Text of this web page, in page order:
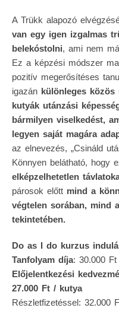
A Trükk alapozó
van egy igen izgalmas
belekóstolni, ami nem
Ez a képzési módszer
pozitív megerősítéses
igazán különleges közös
kutyák utánzási
bármilyen viselkedést,
legyen saját magára
az elnevezés, „Csináld
Könnyen belátható, hogy
elképzelhetetlen
párosok előtt mind a
végtelen sorában, mind
tekintetében.
Do as I do kurzus
Tanfolyam díja: 30.000
Előjelentkezési
27.000 Ft / kutya
Részletfizetéssel: 32.000